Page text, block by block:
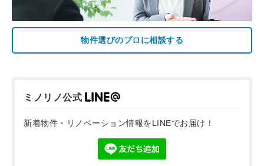
物件選びのプロに相談する
ミノリノ公式
新着物件・リノベーション情報をLINEでお届け！